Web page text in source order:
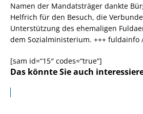
Namen der Mandatsträger dankte
Helfrich für den Besuch, die
Unterstützung des ehemaligen
dem Sozialministerium. +++ fuldainfo
[sam id=“15″ codes=“true“]
Das könnte Sie auch